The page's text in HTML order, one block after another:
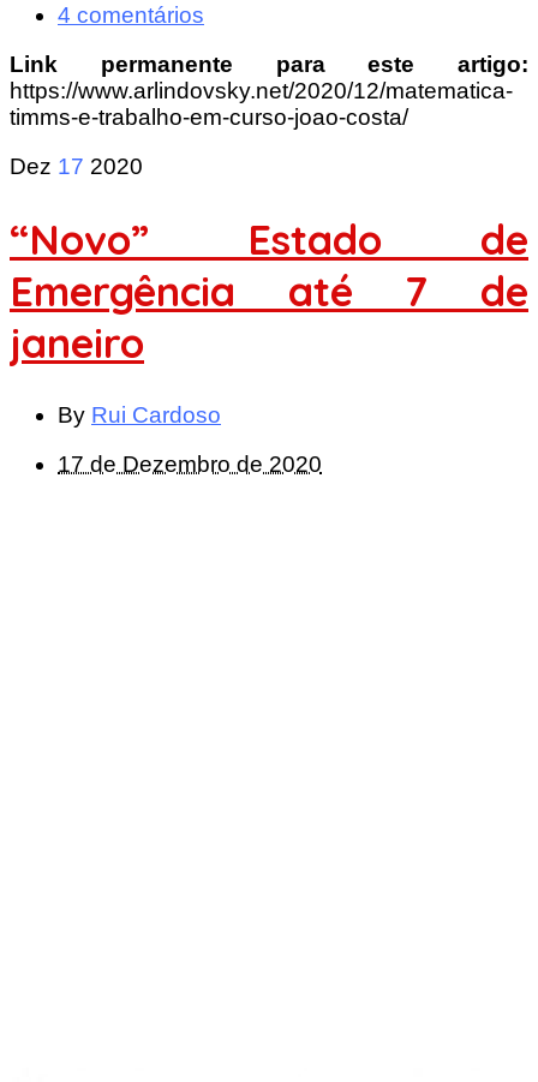
4 comentários
Link permanente para este artigo:
https://www.arlindovsky.net/2020/12/matematica-
timms-e-trabalho-em-curso-joao-costa/
Dez 17 2020
“Novo” Estado de
Emergência até 7 de
janeiro
By Rui Cardoso
17 de Dezembro de 2020